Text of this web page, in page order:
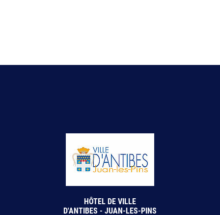
HÔTEL DE VILLE
D'ANTIBES - JUAN-LES-PINS